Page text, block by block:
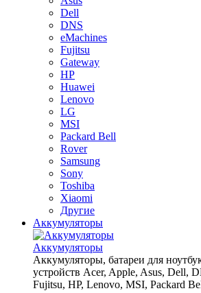
Dell
DNS
eMachines
Fujitsu
Gateway
HP
Huawei
Lenovo
LG
MSI
Packard Bell
Rover
Samsung
Sony
Toshiba
Xiaomi
Другие
Аккумуляторы
Аккумуляторы
Аккумуляторы, батареи для
устройств Acer, Apple, Asus, Dell,
Fujitsu, HP, Lenovo, MSI, Packard